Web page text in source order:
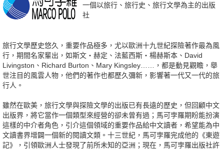
一個以旅行、旅行史、旅行文學為主的出版
社
旅行文學歷史悠久，重要作品極多，尤以歐洲十九世紀探險著作最為風
行，期間名家輩出，如斯文‧赫定、法藍西斯‧楊赫斯本、David
Livingston、Richard Burton、Mary Kingsley……，都是動見觀瞻，舉
世注目的風雲人物，他們的著作也都歷久彌新，影響著一代又一代的旅
行人。
雖然在歐美，旅行文學與探險文學的出版已有長遠的歷史，但回顧中文
出版界，將它當作一個類型來經營的卻未曾有過；馬可孛羅期盼能扮演
這樣的中介者角色，引介這個領域的重要作品給中文讀者，希望能為中
文讀書界增闢一個新的閱讀文類。十三世紀，馬可孛羅完成他的《東遊
記》，引領歐洲人士發現了前所未知的亞洲；現在，馬可孛羅出版社許